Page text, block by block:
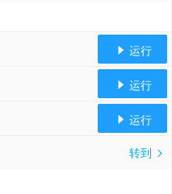
 运行
 运行
 运行
转到 